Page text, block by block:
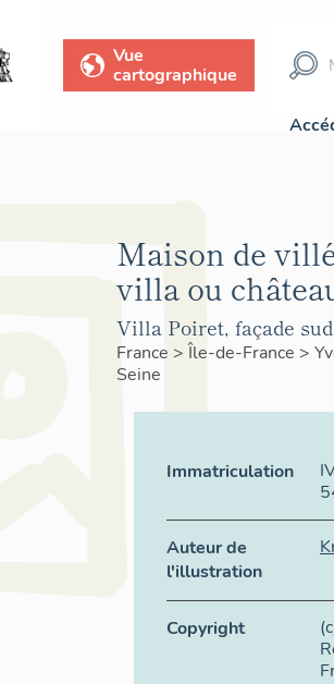
Vue
cartographique
Maison de
villa ou
Villa Poiret, façade sud
France >Île-de-France >
Seine
Immatriculation
Auteur de
l'illustration
Copyright